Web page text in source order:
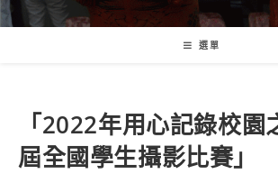
選單
「2022年用心記錄校園
屆全國學生攝影比賽」